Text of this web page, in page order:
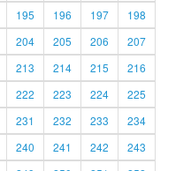
195 196 197
198
204 205 206
207
213 214 215
216
222 223 224
225
231 232 233
234
240 241 242
243